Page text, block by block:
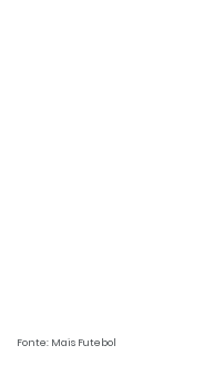
Fonte: Mais Futebol